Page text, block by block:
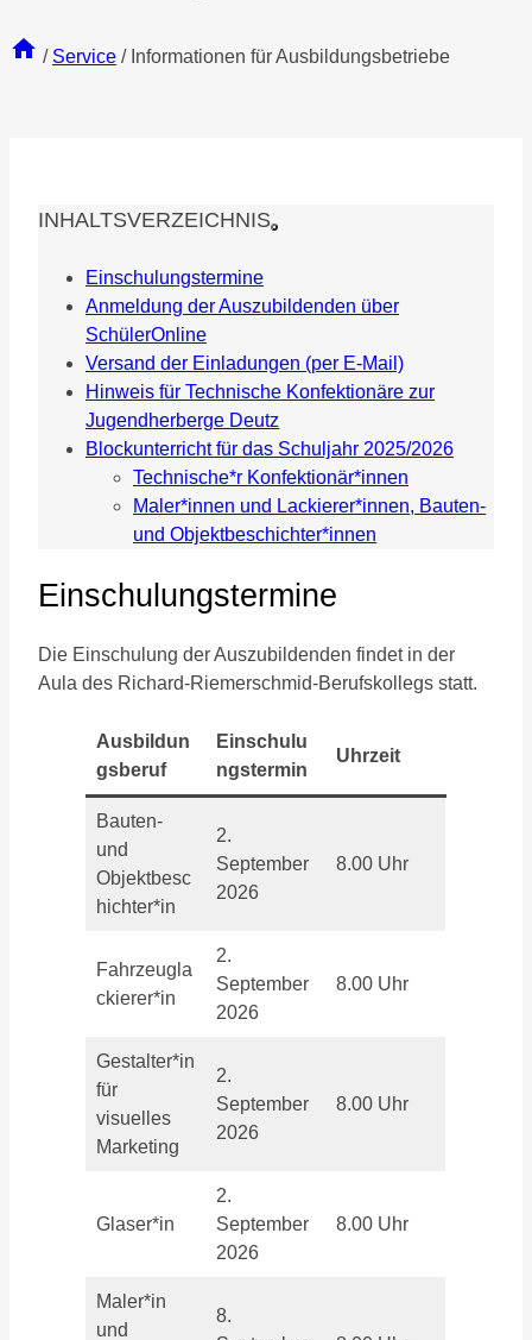
/ Service / Informationen für Ausbildungsbetriebe
INHALTSVERZEICHNIS
Einschulungstermine
Anmeldung der Auszubildenden über
SchülerOnline
Versand der Einladungen (per E-Mail)
Hinweis für Technische Konfektionäre zur
Jugendherberge Deutz
Blockunterricht für das Schuljahr 2025/2026
Technische*r Konfektionär*innen
Maler*innen und Lackierer*innen, Bauten-
und Objektbeschichter*innen
Einschulungstermine
Die Einschulung der Auszubildenden findet in der
Aula des Richard-Riemerschmid-Berufskollegs statt.
Ausbildun
gsberuf
Einschulu
ngstermin
Uhrzeit
Bauten-
und
Objektbesc
hichter*in
2.
September
2026
8.00 Uhr
Fahrzeugla
ckierer*in
2.
September
2026
8.00 Uhr
Gestalter*in
für
visuelles
Marketing
2.
September
2026
8.00 Uhr
Glaser*in
2.
September
2026
8.00 Uhr
Maler*in
und
8.